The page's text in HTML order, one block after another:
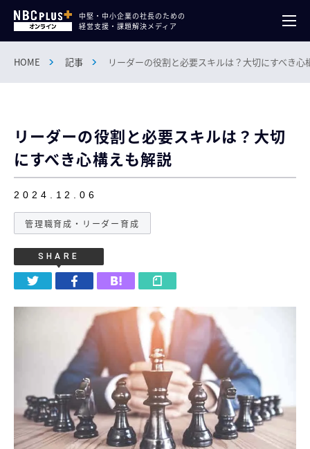
中堅・中小企業の社長のための
経営支援・課題解決メディア
HOME 記事 リーダーの役割と必要スキルは？大切にすべき心
リーダーの役割と必要スキルは？大切
にすべき心構えも解説
2024.12.06
管理職育成・リーダー育成
SHARE